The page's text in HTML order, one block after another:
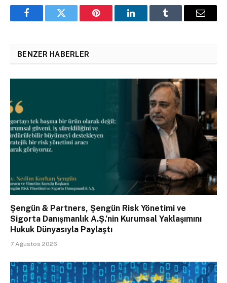
FacebookTwitter Pinterest LinkedInTumblr Email
BENZER HABERLER
Şengün & Partners, Şengün Risk Yönetimi ve
Sigorta Danışmanlık A.Ş.’nin Kurumsal Yaklaşımını
Hukuk Dünyasıyla Paylaştı
7 Ağustos 2026